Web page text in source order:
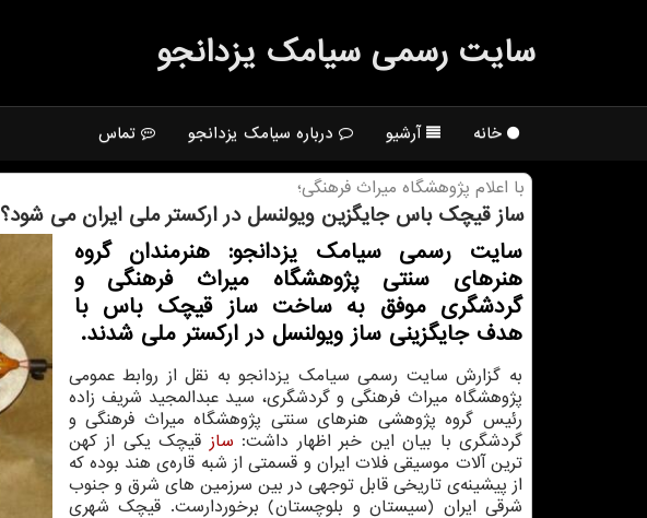
سایت رسمی سیامك یزدانجو
خانه آرشیو درباره سیامک یزدانجو تماس
با اعلام پژوهشگاه میراث فرهنگی؛
ساز قیچك باس جایگزین ویولنسل در اركستر ملی ایران می شود؟
سایت رسمی سیامك یزدانجو: هنرمندان گروه
هنرهای سنتی پژوهشگاه میراث فرهنگی و
گردشگری موفق به ساخت ساز قیچك باس با
هدف جایگزینی ساز ویولنسل در اركستر ملی شدند.
به گزارش سایت رسمی سیامک یزدانجو به نقل از روابط عمومی
پژوهشگاه میراث فرهنگی و گردشگری، سید عبدالمجید شریف زاده
رئیس گروه پژوهشی هنرهای سنتی پژوهشگاه میراث فرهنگی و
گردشگری با بیان این خبر اظهار داشت: ساز قیچک یکی از کهن
ترین آلات موسیقی فلات ایران و قسمتی از شبه قاره‌ی هند بوده که
از پیشینه‌ی تاریخی قابل توجهی در بین سرزمین های شرق و جنوب
شرقی ایران (سیستان و بلوچستان) برخوردارست. قیچک شهری